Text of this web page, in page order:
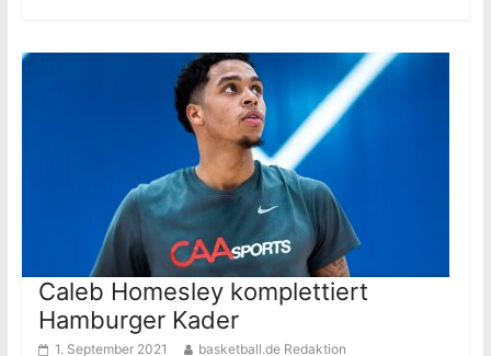
Caleb Homesley komplettiert
Hamburger Kader
1. September 2021 basketball.de Redaktion